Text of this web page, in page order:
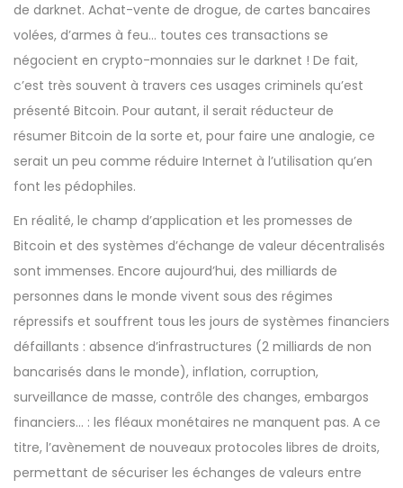
de darknet. Achat-vente de drogue, de cartes bancaires
volées, d’armes à feu… toutes ces transactions se
négocient en crypto-monnaies sur le darknet ! De fait,
c’est très souvent à travers ces usages criminels qu’est
présenté Bitcoin. Pour autant, il serait réducteur de
résumer Bitcoin de la sorte et, pour faire une analogie, ce
serait un peu comme réduire Internet à l’utilisation qu’en
font les pédophiles.
En réalité, le champ d’application et les promesses de
Bitcoin et des systèmes d’échange de valeur décentralisés
sont immenses. Encore aujourd’hui, des milliards de
personnes dans le monde vivent sous des régimes
répressifs et souffrent tous les jours de systèmes financiers
défaillants : absence d’infrastructures (2 milliards de non
bancarisés dans le monde), inflation, corruption,
surveillance de masse, contrôle des changes, embargos
financiers… : les fléaux monétaires ne manquent pas. A ce
titre, l’avènement de nouveaux protocoles libres de droits,
permettant de sécuriser les échanges de valeurs entre